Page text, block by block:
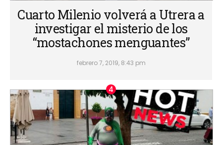
Cuarto Milenio volverá a Utrera a
investigar el misterio de los
“mostachones menguantes”
febrero 7, 2019, 8:43 pm